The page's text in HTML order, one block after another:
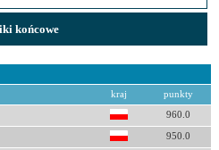
końcowe
kraj punkty
960.0
950.0